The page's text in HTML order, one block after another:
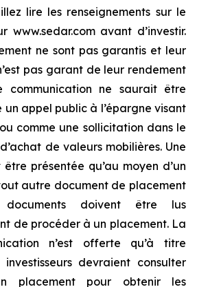
lire les renseignements sur le
www.sedar.com avant d’investir.
ne sont pas garantis et leur
pas garant de leur rendement
communication ne saurait être
appel public à l’épargne visant
comme une sollicitation dans le
de valeurs mobilières. Une
présentée qu’au moyen d’un
autre document de placement
documents doivent être lus
de procéder à un placement. La
n’est offerte qu’à titre
investisseurs devraient consulter
placement pour obtenir les